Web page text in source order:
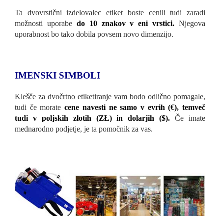
Ta dvovrstični izdelovalec etiket boste cenili tudi zaradi
možnosti uporabe do 10 znakov v eni vrstici. Njegova
uporabnost bo tako dobila povsem novo dimenzijo.
IMENSKI SIMBOLI
Klešče za dvočrtno etiketiranje vam bodo odlično pomagale,
tudi če moratecene navesti ne samo v evrih (€), temveč
tudi v poljskih zlotih (ZŁ) in dolarjih ($). Če imate
mednarodno podjetje, je ta pomočnik za vas.